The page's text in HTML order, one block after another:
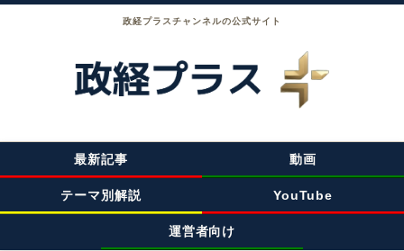
政経プラスチャンネルの公式サイト
最新記事 動画
テーマ別解説 YouTube
運営者向け